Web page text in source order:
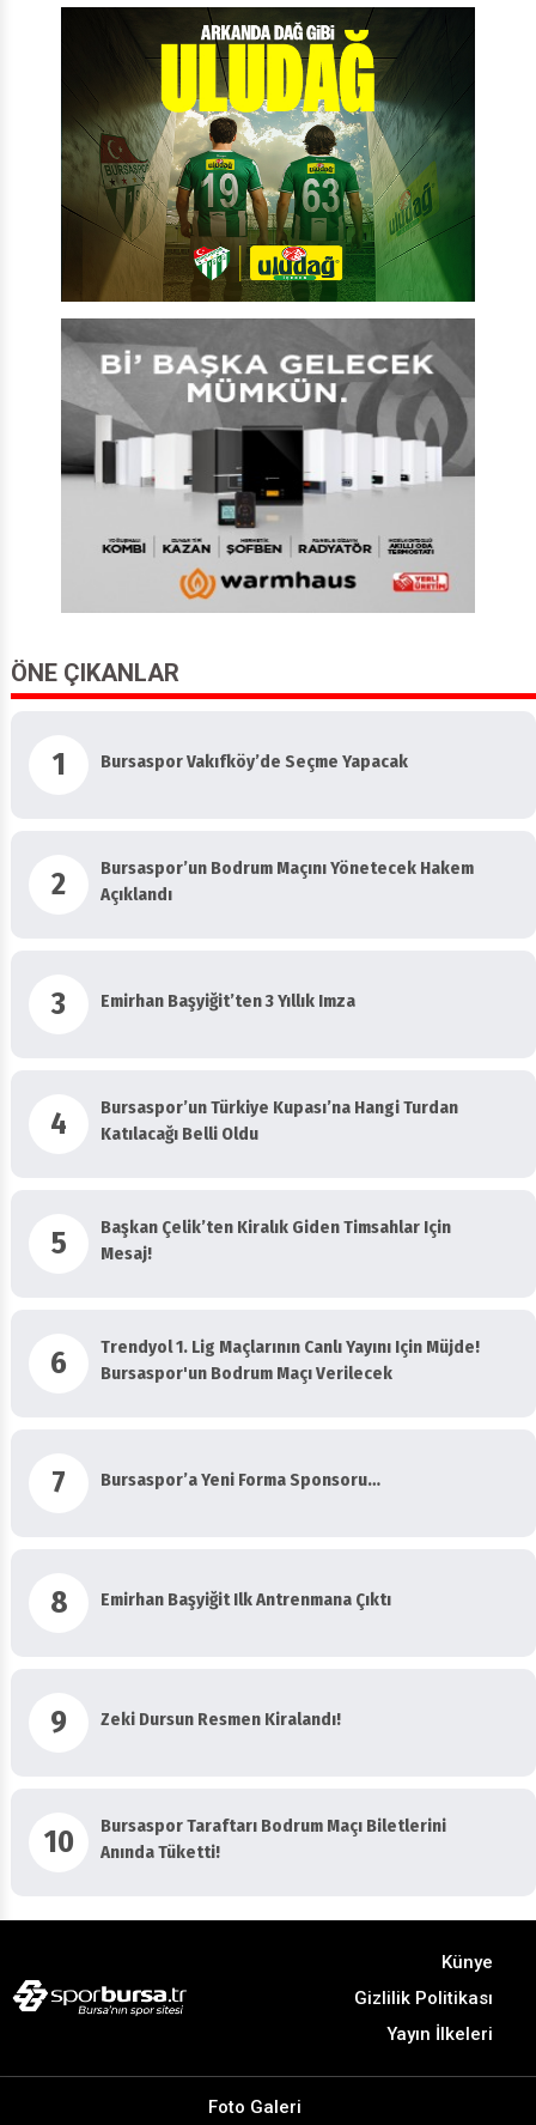
ÖNE ÇIKANLAR
1 Bursaspor Vakıfköy’de Seçme Yapacak
2
Bursaspor’un Bodrum Maçını Yönetecek Hakem
Açıklandı
3 Emirhan Başyiğit’ten 3 Yıllık Imza
4
Bursaspor’un Türkiye Kupası’na Hangi Turdan
Katılacağı Belli Oldu
5
Başkan Çelik’ten Kiralık Giden Timsahlar Için
Mesaj!
6
Trendyol 1. Lig Maçlarının Canlı Yayını Için Müjde!
Bursaspor'un Bodrum Maçı Verilecek
7 Bursaspor’a Yeni Forma Sponsoru…
8 Emirhan Başyiğit Ilk Antrenmana Çıktı
9 Zeki Dursun Resmen Kiralandı!
10
Bursaspor Taraftarı Bodrum Maçı Biletlerini
Anında Tüketti!
Künye
Gizlilik Politikası
Yayın İlkeleri
Foto Galeri